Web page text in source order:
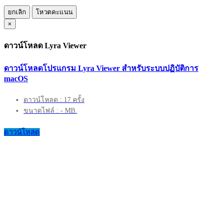
ยกเลิก
โหวตคะแนน
×
ดาวน์โหลด Lyra Viewer
ดาวน์โหลดโปรแกรม Lyra Viewer สำหรับระบบปฏิบัติการ
macOS
ดาวน์โหลด : 17 ครั้ง
ขนาดไฟล์ : - MB.
ดาวน์โหลด